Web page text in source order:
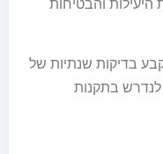
והבטיחות
בדיקות שנתיות של
לנדרש בתקנות